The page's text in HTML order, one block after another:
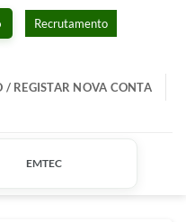
Recrutamento
/ REGISTAR NOVA CONTA
EMTEC